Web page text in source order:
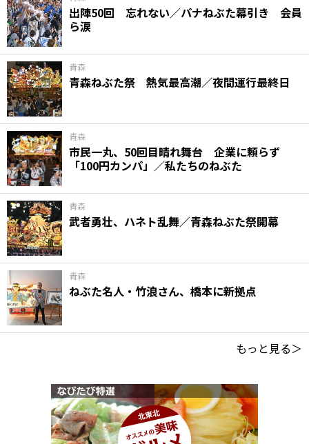
出陣50回 忘れない／パナねぶた幕引き 会員
ら涙
青森
青森ねぶた祭 熱気最高潮／夜間運行最終日
青森
市民一丸、50回目晴れ舞台 企業に頼らず
「100円カンパ」／私たちのねぶた
青森
武者勇壮、ハネト乱舞／青森ねぶた祭開幕
青森
ねぶた名人・竹浪さん、橋本に新拠点
もっと見る＞